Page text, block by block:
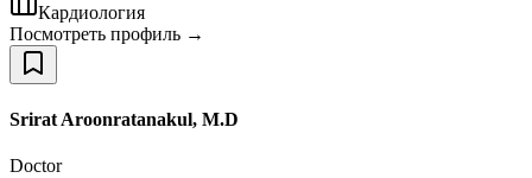
Кардиология
Посмотреть профиль →
Srirat Aroonratanakul, M.D
Doctor